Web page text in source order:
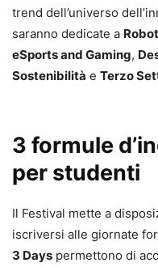
trend dell’universo
saranno dedicate a
eSports and Gaming,
Sostenibilità e Terzo
3 formule
per studenti
Il Festival mette a
iscriversi alle giornate
3 Days permettono di